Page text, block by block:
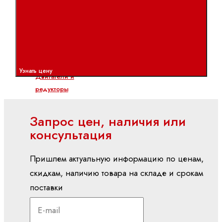
Двигатели и
редукторы
серводвигатели
Высокоскоростные
двигатели
Планетарные
серворедукторы
Синхронные
Узнать цену
Запрос цен, наличия или
консультация
Пришлем актуальную информацию по ценам,
скидкам, наличию товара на складе и срокам
поставки